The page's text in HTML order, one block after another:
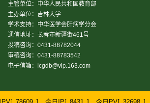
主管单位：中华人民共和国教育部
主办单位：吉林大学
学术支持：中华医学会肝病学分会
通信地址：长春市新疆街461号
投稿咨询：0431-88782044
审稿咨询：0431-88783542
电子信箱：
lcgdb@vip.163.com